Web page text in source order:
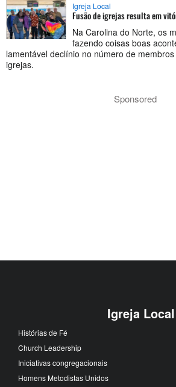
Igreja Local
Fusão de igrejas resulta em
Na Carolina do Norte, os
fazendo coisas boas
lamentável declínio no número de
igrejas.
Sponsored
Igreja Local
Histórias de Fé
Church Leadership
Iniciativas congregacionais
Homens Metodistas Unidos